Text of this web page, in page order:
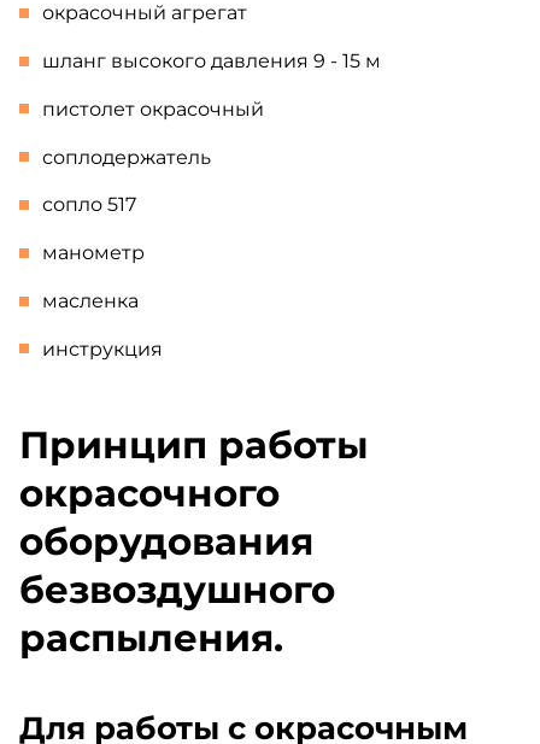
окрасочный агрегат
шланг высокого давления 9 - 15 м
пистолет окрасочный
соплодержатель
сопло 517
манометр
масленка
инструкция
Принцип работы
окрасочного
оборудования
безвоздушного
распыления.
Для работы с окрасочным